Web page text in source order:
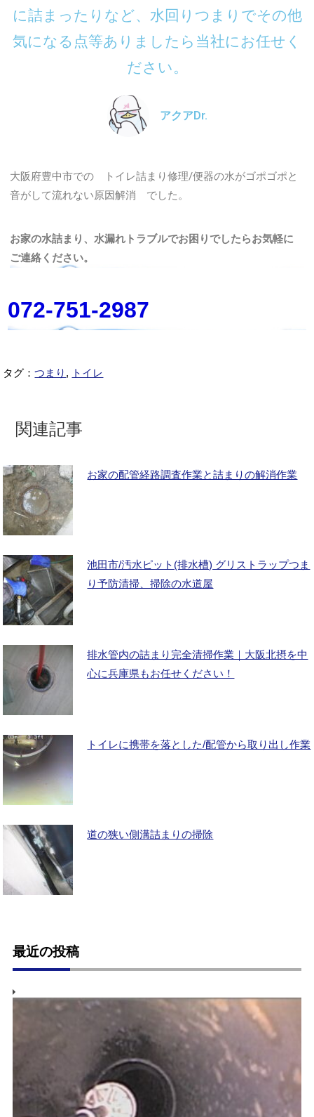
に詰まったりなど、水回りつまりでその他
気になる点等ありましたら当社にお任せく
ださい。
アクアDr.
大阪府豊中市での トイレ詰まり修理/便器の水がゴポゴポと
音がして流れない原因解消 でした。
お家の水詰まり、水漏れトラブルでお困りでしたらお気軽に
ご連絡ください。
072-751-2987
タグ：つまり , トイレ
関連記事
お家の配管経路調査作業と詰まりの解消作業
池田市/汚水ピット(排水槽) グリストラップつま
り予防清掃、掃除の水道屋
排水管内の詰まり完全清掃作業｜大阪北摂を中
心に兵庫県もお任せください！
トイレに携帯を落とした/配管から取り出し作業
道の狭い側溝詰まりの掃除
最近の投稿